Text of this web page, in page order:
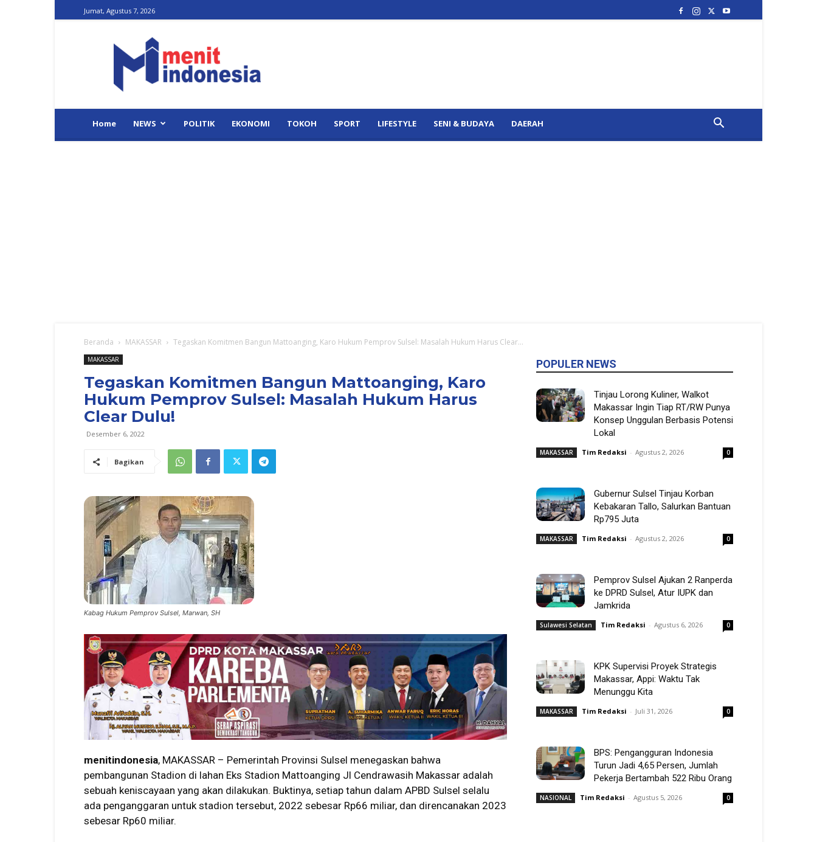
Jumat, Agustus 7, 2026
Indonesia
Home NEWS POLITIK EKONOMI TOKOH SPORT LIFESTYLE SENI & BUDAYA DAERAH
Beranda MAKASSAR Tegaskan Komitmen Bangun Mattoanging, Karo Hukum Pemprov Sulsel: Masalah Hukum Harus Clear...
MAKASSAR
Tegaskan Komitmen Bangun Mattoanging, Karo
Hukum Pemprov Sulsel: Masalah Hukum Harus
Clear Dulu!
Desember 6, 2022
Bagikan
Kabag Hukum Pemprov Sulsel, Marwan, SH
menitindonesia, MAKASSAR – Pemerintah Provinsi Sulsel menegaskan bahwa
pembangunan Stadion di lahan Eks Stadion Mattoanging Jl Cendrawasih Makassar adalah
sebuah keniscayaan yang akan dilakukan. Buktinya, setiap tahun dalam APBD Sulsel selalu
ada penganggaran untuk stadion tersebut, 2022 sebesar Rp66 miliar, dan direncanakan 2023
sebesar Rp60 miliar.
POPULER NEWS
Tinjau Lorong Kuliner, Walkot
Makassar Ingin Tiap RT/RW Punya
Konsep Unggulan Berbasis Potensi
Lokal
MAKASSAR Tim Redaksi - Agustus 2, 2026 0
Gubernur Sulsel Tinjau Korban
Kebakaran Tallo, Salurkan Bantuan
Rp795 Juta
MAKASSAR Tim Redaksi - Agustus 2, 2026 0
Pemprov Sulsel Ajukan 2 Ranperda
ke DPRD Sulsel, Atur IUPK dan
Jamkrida
Sulawesi Selatan Tim Redaksi - Agustus 6, 2026 0
KPK Supervisi Proyek Strategis
Makassar, Appi: Waktu Tak
Menunggu Kita
MAKASSAR Tim Redaksi - Juli 31, 2026 0
BPS: Pengangguran Indonesia
Turun Jadi 4,65 Persen, Jumlah
Pekerja Bertambah 522 Ribu Orang
NASIONAL Tim Redaksi - Agustus 5, 2026 0